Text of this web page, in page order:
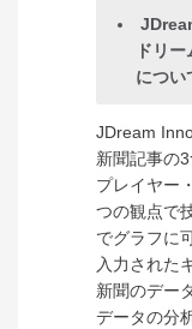
ドリ
につい
JDream
新聞記事の
プレイヤー
つの観点で
でグラフに
入力された
新聞のデー
データの分